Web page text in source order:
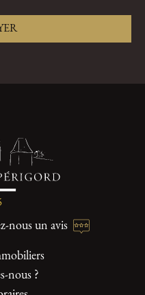
nous un avis
nous ?